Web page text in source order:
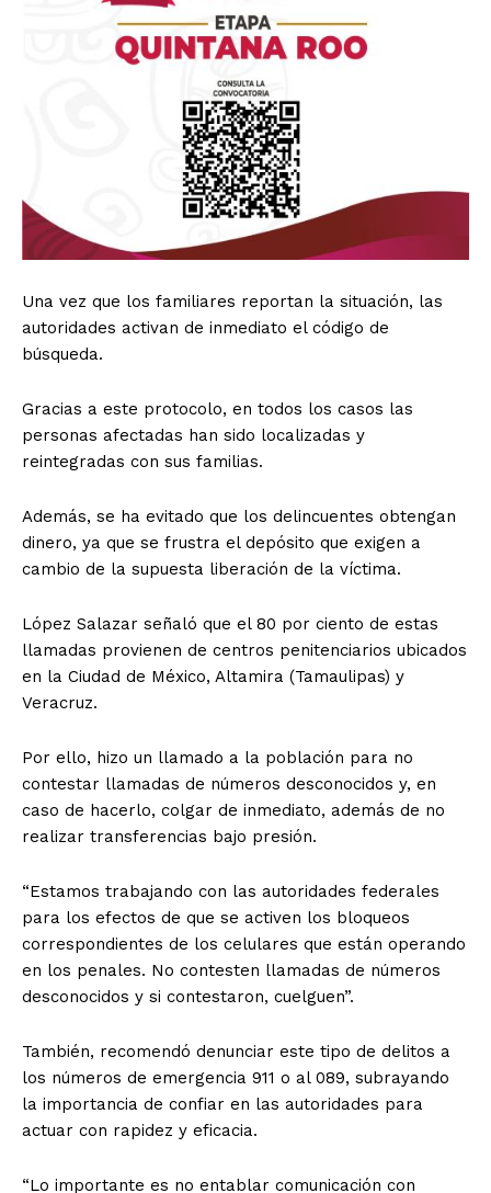
Una vez que los familiares reportan la situación, las
autoridades activan de inmediato el código de
búsqueda.
Gracias a este protocolo, en todos los casos las
personas afectadas han sido localizadas y
reintegradas con sus familias.
Además, se ha evitado que los delincuentes obtengan
dinero, ya que se frustra el depósito que exigen a
cambio de la supuesta liberación de la víctima.
López Salazar señaló que el 80 por ciento de estas
llamadas provienen de centros penitenciarios ubicados
en la Ciudad de México, Altamira (Tamaulipas) y
Veracruz.
Por ello, hizo un llamado a la población para no
contestar llamadas de números desconocidos y, en
caso de hacerlo, colgar de inmediato, además de no
realizar transferencias bajo presión.
“Estamos trabajando con las autoridades federales
para los efectos de que se activen los bloqueos
correspondientes de los celulares que están operando
en los penales. No contesten llamadas de números
desconocidos y si contestaron, cuelguen”.
También, recomendó denunciar este tipo de delitos a
los números de emergencia 911 o al 089, subrayando
la importancia de confiar en las autoridades para
actuar con rapidez y eficacia.
“Lo importante es no entablar comunicación con